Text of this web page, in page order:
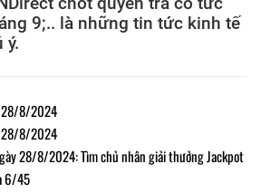
9;.. là những tin tức kinh tế
ý.
28/8/2024
28/8/2024
28/8/2024: Tìm chủ nhân giải thưởng Jackpot
6/45